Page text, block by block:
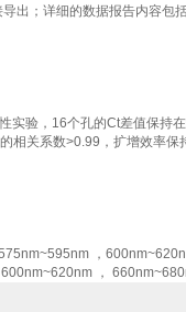
出；详细的数据报告内容包
实验，16个孔的Ct差值保持
相关系数>0.99，扩增效率保
，
，